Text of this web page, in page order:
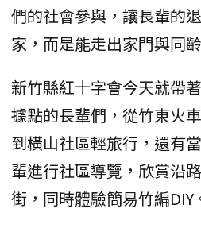
們的社會參與，讓長輩的
家，而是能走出家門與同
新竹縣紅十字會今天就帶
據點的長輩們，從竹東火
到橫山社區輕旅行，還有
輩進行社區導覽，欣賞沿
街，同時體驗簡易竹編DIY